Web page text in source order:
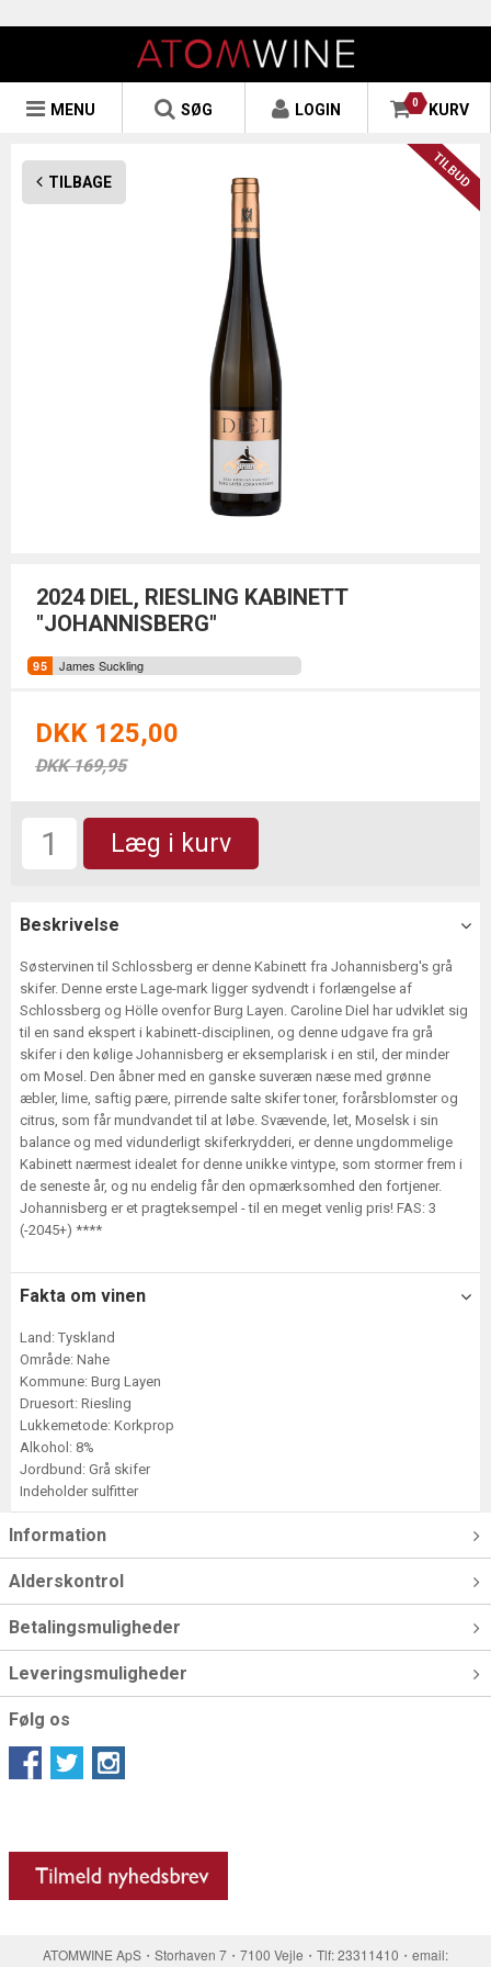
0 KURV
LOGIN
SØG
MENU
TILBAGE
2024 DIEL, RIESLING KABINETT
"JOHANNISBERG"
James Suckling
DKK 125,00
DKK 169,95
Læg i kurv
Beskrivelse
Søstervinen til Schlossberg er denne Kabinett fra Johannisberg's grå
skifer. Denne erste Lage-mark ligger sydvendt i forlængelse af
Schlossberg og Hölle ovenfor Burg Layen. Caroline Diel har udviklet sig
til en sand ekspert i kabinett-disciplinen, og denne udgave fra grå
skifer i den kølige Johannisberg er eksemplarisk i en stil, der minder
om Mosel. Den åbner med en ganske suveræn næse med grønne
æbler, lime, saftig pære, pirrende salte skifer toner, forårsblomster og
citrus, som får mundvandet til at løbe. Svævende, let, Moselsk i sin
balance og med vidunderligt skiferkrydderi, er denne ungdommelige
Kabinett nærmest idealet for denne unikke vintype, som stormer frem i
de seneste år, og nu endelig får den opmærksomhed den fortjener.
Johannisberg er et pragteksempel - til en meget venlig pris! FAS: 3
(-2045+) ****
Fakta om vinen
Land: Tyskland
Område: Nahe
Kommune: Burg Layen
Druesort: Riesling
Lukkemetode: Korkprop
Alkohol: 8%
Jordbund: Grå skifer
Indeholder sulfitter
Information
Alderskontrol
Betalingsmuligheder
Leveringsmuligheder
Følg os
ATOMWINE ApS・Storhaven 7・7100 Vejle・Tlf: 23311410・email: